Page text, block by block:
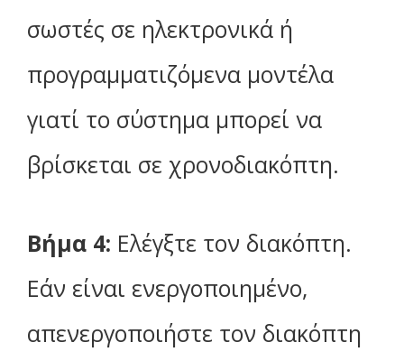
σωστές σε ηλεκτρονικά ή
προγραμματιζόμενα μοντέλα
γιατί το σύστημα μπορεί να
βρίσκεται σε χρονοδιακόπτη.
Βήμα 4: Ελέγξτε τον διακόπτη.
Εάν είναι ενεργοποιημένο,
απενεργοποιήστε τον διακόπτη